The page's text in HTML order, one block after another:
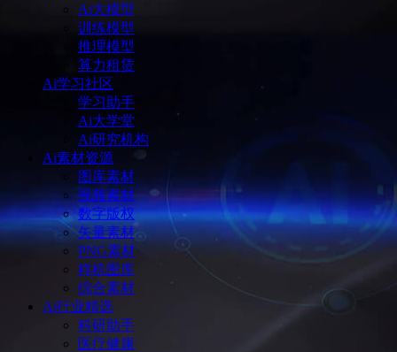
Ai大模型
训练模型
推理模型
算力租赁
Ai学习社区
学习助手
Ai大学堂
Ai研究机构
Ai素材资源
图库素材
视频素材
数字版权
矢量素材
PNG素材
样机图库
综合素材
Ai行业精选
科研助手
医疗健康